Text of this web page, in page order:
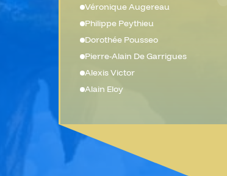
Véronique Augereau
Philippe Peythieu
Dorothée Pousseo
Pierre-Alain De Garrigues
Alexis Victor
Alain Eloy